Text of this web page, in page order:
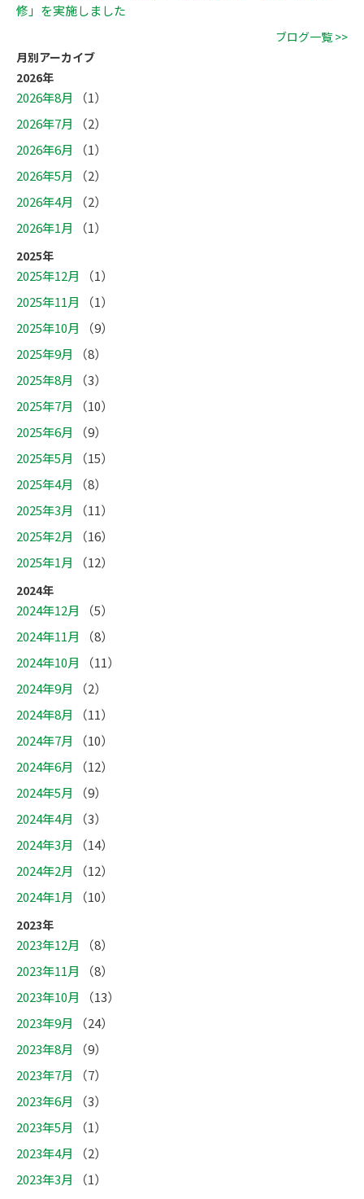
修」を実施しました
ブログ一覧 >>
月別アーカイブ
2026年
2026年8月
（1）
2026年7月
（2）
2026年6月
（1）
2026年5月
（2）
2026年4月
（2）
2026年1月
（1）
2025年
2025年12月
（1）
2025年11月
（1）
2025年10月
（9）
2025年9月
（8）
2025年8月
（3）
2025年7月
（10）
2025年6月
（9）
2025年5月
（15）
2025年4月
（8）
2025年3月
（11）
2025年2月
（16）
2025年1月
（12）
2024年
2024年12月
（5）
2024年11月
（8）
2024年10月
（11）
2024年9月
（2）
2024年8月
（11）
2024年7月
（10）
2024年6月
（12）
2024年5月
（9）
2024年4月
（3）
2024年3月
（14）
2024年2月
（12）
2024年1月
（10）
2023年
2023年12月
（8）
2023年11月
（8）
2023年10月
（13）
2023年9月
（24）
2023年8月
（9）
2023年7月
（7）
2023年6月
（3）
2023年5月
（1）
2023年4月
（2）
2023年3月
（1）